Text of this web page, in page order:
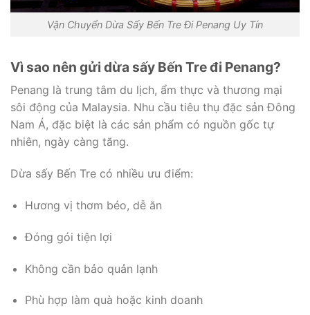
Vận Chuyển Dừa Sấy Bến Tre Đi Penang Uy Tín
Vì sao nên gửi dừa sấy Bến Tre đi Penang?
Penang là trung tâm du lịch, ẩm thực và thương mại
sôi động của Malaysia. Nhu cầu tiêu thụ đặc sản Đông
Nam Á, đặc biệt là các sản phẩm có nguồn gốc tự
nhiên, ngày càng tăng.
Dừa sấy Bến Tre có nhiều ưu điểm:
Hương vị thơm béo, dễ ăn
Đóng gói tiện lợi
Không cần bảo quản lạnh
Phù hợp làm quà hoặc kinh doanh